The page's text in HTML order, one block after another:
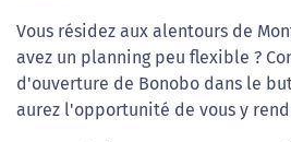
Vous résidez aux alentours de
avez un planning peu flexible ?
d'ouverture de Bonobo dans le
aurez l'opportunité de vous y